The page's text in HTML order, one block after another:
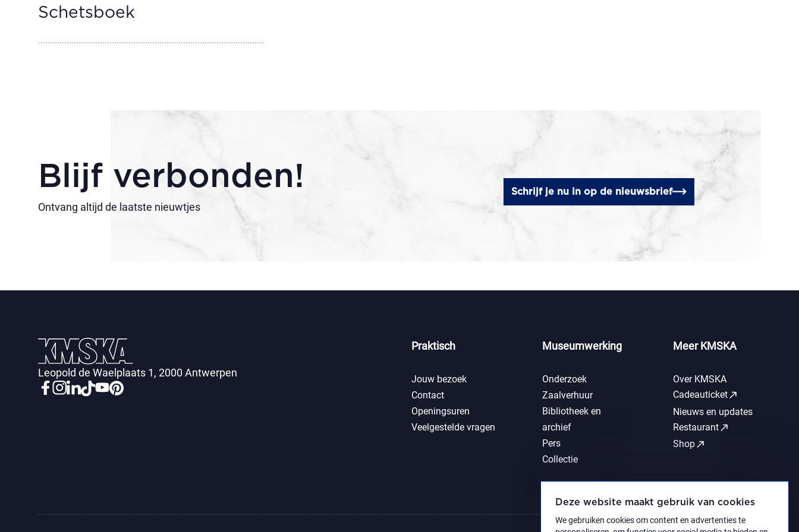
Deze website maakt gebruik van cookies
We gebruiken cookies om content en advertenties te
Schetsboek
Blijf verbonden!
Ontvang altijd de laatste nieuwtjes
Schrijf je nu in op de nieuwsbrief
Leopold de Waelplaats 1, 2000 Antwerpen
Praktisch
Jouw bezoek
Contact
Openingsuren
Veelgestelde vragen
Museumwerking
Onderzoek
Zaalverhuur
Bibliotheek en
archief
Pers
Collectie
Meer KMSKA
Over KMSKA
Cadeauticketcall_made
Nieuws en updates
Restaurantcall_made
Shopcall_made